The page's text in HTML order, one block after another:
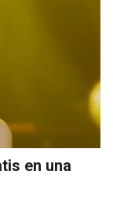
en una